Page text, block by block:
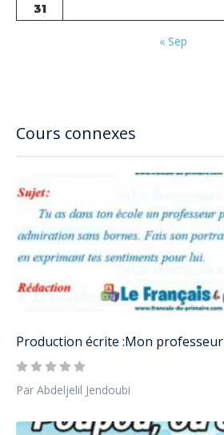
Cours connexes
Production écrite :Mon professeur
Par Abdeljelil Jendoubi
31
« Sep